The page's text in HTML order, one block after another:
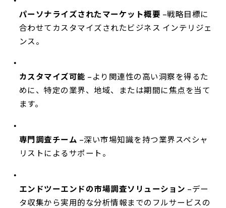
パーソナライズされたマーケット概要 –戦略目標に
合わせてカスタマイズされたビジネス インテリジェ
ンス。
カスタマイズ可能 –より関連性の高い洞察を得るた
めに、特定の業界、地域、または期間に焦点を当て
ます。
専門調査チーム –深い市場知識を持つ業界スペシャ
リストによるサポート。
エンドツーエンドの市場調査ソリューション –デー
タ収集から実用的な分析情報までのフルサービスの